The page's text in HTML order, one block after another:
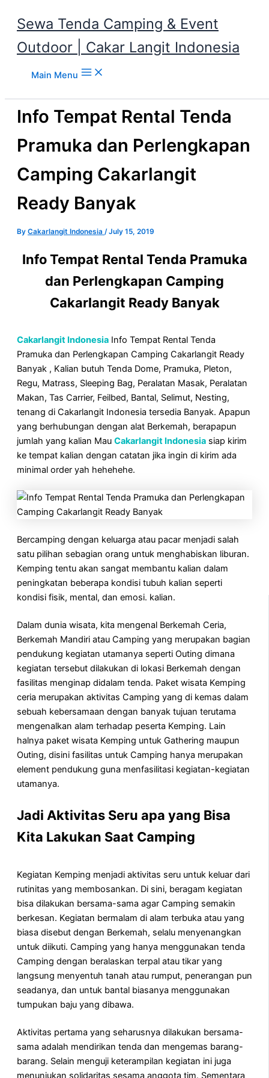
Sewa Tenda Camping & Event
Outdoor | Cakar Langit Indonesia
Main Menu
Info Tempat Rental Tenda
Pramuka dan Perlengkapan
Camping Cakarlangit
Ready Banyak
By Cakarlangit Indonesia /July 15, 2019
Info Tempat Rental Tenda Pramuka
dan Perlengkapan Camping
Cakarlangit Ready Banyak
Cakarlangit Indonesia Info Tempat Rental Tenda
Pramuka dan Perlengkapan Camping Cakarlangit Ready
Banyak , Kalian butuh Tenda Dome, Pramuka, Pleton,
Regu, Matrass, Sleeping Bag, Peralatan Masak, Peralatan
Makan, Tas Carrier, Feilbed, Bantal, Selimut, Nesting,
tenang di Cakarlangit Indonesia tersedia Banyak. Apapun
yang berhubungan dengan alat Berkemah, berapapun
jumlah yang kalian Mau Cakarlangit Indonesia siap kirim
ke tempat kalian dengan catatan jika ingin di kirim ada
minimal order yah hehehehe.
Bercamping dengan keluarga atau pacar menjadi salah
satu pilihan sebagian orang untuk menghabiskan liburan.
Kemping tentu akan sangat membantu kalian dalam
peningkatan beberapa kondisi tubuh kalian seperti
kondisi fisik, mental, dan emosi. kalian.
Dalam dunia wisata, kita mengenal Berkemah Ceria,
Berkemah Mandiri atau Camping yang merupakan bagian
pendukung kegiatan utamanya seperti Outing dimana
kegiatan tersebut dilakukan di lokasi Berkemah dengan
fasilitas menginap didalam tenda. Paket wisata Kemping
ceria merupakan aktivitas Camping yang di kemas dalam
sebuah kebersamaan dengan banyak tujuan terutama
mengenalkan alam terhadap peserta Kemping. Lain
halnya paket wisata Kemping untuk Gathering maupun
Outing, disini fasilitas untuk Camping hanya merupakan
element pendukung guna menfasilitasi kegiatan-kegiatan
utamanya.
Jadi Aktivitas Seru apa yang Bisa
Kita Lakukan Saat Camping
Kegiatan Kemping menjadi aktivitas seru untuk keluar dari
rutinitas yang membosankan. Di sini, beragam kegiatan
bisa dilakukan bersama-sama agar Camping semakin
berkesan. Kegiatan bermalam di alam terbuka atau yang
biasa disebut dengan Berkemah, selalu menyenangkan
untuk diikuti. Camping yang hanya menggunakan tenda
Camping dengan beralaskan terpal atau tikar yang
langsung menyentuh tanah atau rumput, penerangan pun
seadanya, dan untuk bantal biasanya menggunakan
tumpukan baju yang dibawa.
Aktivitas pertama yang seharusnya dilakukan bersama-
sama adalah mendirikan tenda dan mengemas barang-
barang. Selain menguji keterampilan kegiatan ini juga
menunjukan solidaritas sesama anggota tim. Sementara